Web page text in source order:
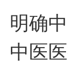
明确
中医